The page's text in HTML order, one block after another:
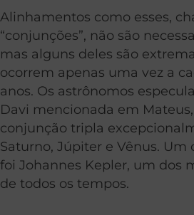
Alinhamentos como esses,
“conjunções”, não são
mas alguns deles são
ocorrem apenas uma vez a
anos. Os astrônomos
Davi mencionada em
conjunção tripla
Saturno, Júpiter e Vênus. Um
foi Johannes Kepler, um dos
de todos os tempos.